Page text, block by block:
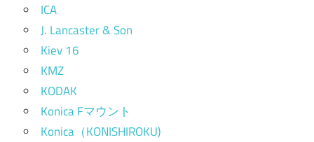
ICA
J. Lancaster & Son
Kiev 16
KMZ
KODAK
Konica Fマウント
Konica（KONISHIROKU)